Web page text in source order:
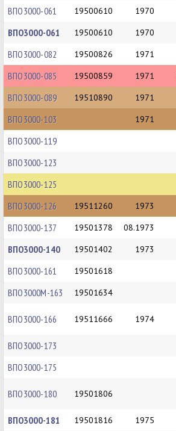
ВПО3000-061 19500610 1970
ВПО3000-061 19500610 1970
ВПО3000-082 19500826 1971
ВПО3000-085 19500859 1971
ВПО3000-089 19510890 1971
ВПО3000-103 1971
ВПО3000-119
ВПО3000-123
ВПО3000-125
ВПО3000-126 19511260 1973
ВПО3000-137 19501378 08.1973
ВПО3000-140 19501402 1973
ВПО3000-161 19501618
ВПО3000М-163 19501634
ВПО3000-166 19511666 1974
ВПО3000-173
ВПО3000-175
ВПО3000-180 19501806
ВПО3000-181 19501816 1975